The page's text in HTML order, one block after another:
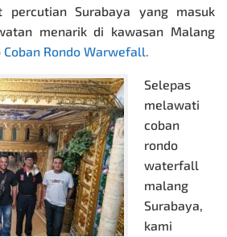
percutian Surabaya yang masuk
menarik di kawasan Malang
Coban Rondo Warwefall.
Selepas
melawati
coban
rondo
waterfall
malang
Surabaya,
kami